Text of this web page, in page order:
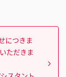
につきま
ただきま